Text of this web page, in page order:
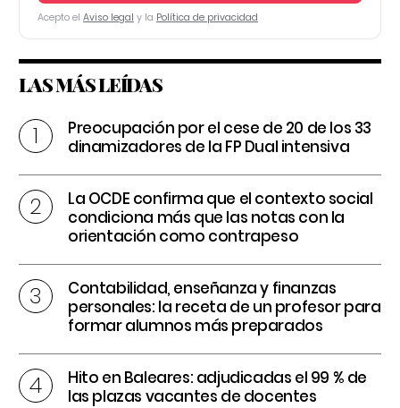
Acepto el Aviso legal y la Política de privacidad
LAS MÁS LEÍDAS
Preocupación por el cese de 20 de los 33
dinamizadores de la FP Dual intensiva
La OCDE confirma que el contexto social
condiciona más que las notas con la
orientación como contrapeso
Contabilidad, enseñanza y finanzas
personales: la receta de un profesor para
formar alumnos más preparados
Hito en Baleares: adjudicadas el 99 % de
las plazas vacantes de docentes